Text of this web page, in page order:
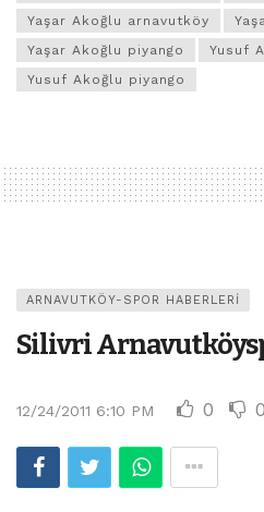
Yaşar Akoğlu arnavutköy
Yaşar Akoğlu piyango
Yusuf
Yusuf Akoğlu piyango
ARNAVUTKÖY-SPOR HABERLERI
Silivri
12/24/2011 6:10 PM 0 0